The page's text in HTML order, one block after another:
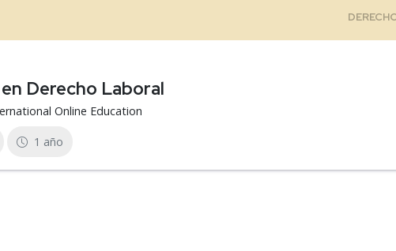
Derecho Laboral
Online Education
1 año